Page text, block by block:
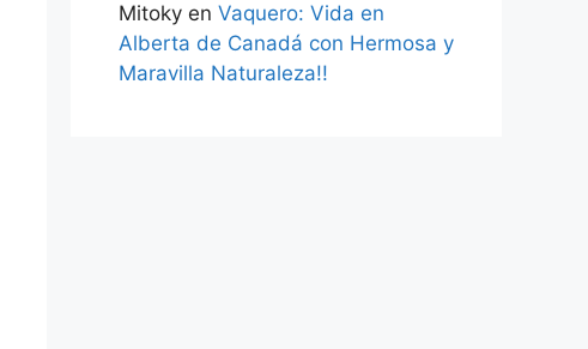
Mitoky en Vaquero: Vida en
Alberta de Canadá con Hermosa y
Maravilla Naturaleza!!